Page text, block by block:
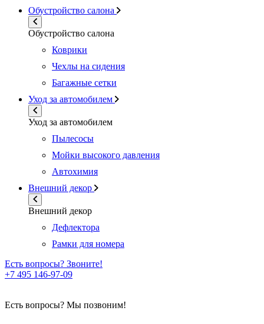
Обустройство салона
Обустройство салона
Коврики
Чехлы на сидения
Багажные сетки
Уход за автомобилем
Уход за автомобилем
Пылесосы
Мойки высокого давления
Автохимия
Внешний декор
Внешний декор
Дефлектора
Рамки для номера
Есть вопросы? Звоните!
+7 495 146-97-09
Есть вопросы? Мы позвоним!